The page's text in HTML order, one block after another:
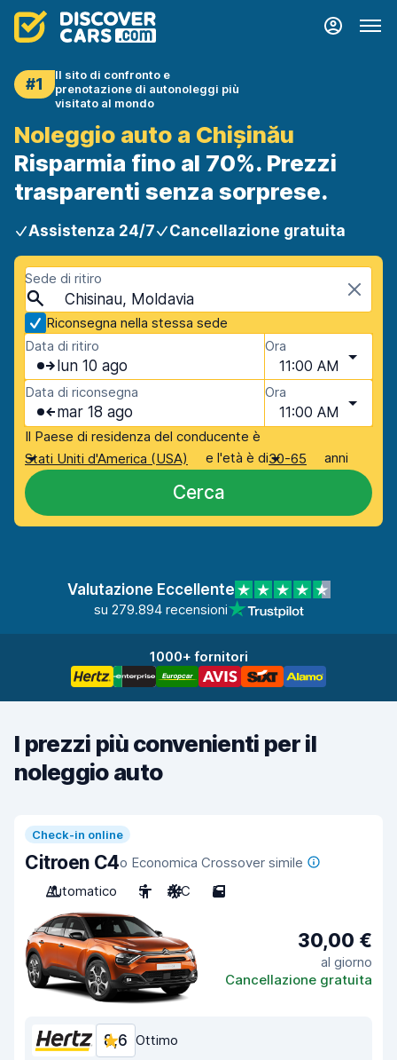
#1
Il sito di confronto e
prenotazione di autonoleggi più
visitato al mondo
Noleggio auto a Chișinău
Risparmia fino al 70%. Prezzi
trasparenti senza sorprese.
Assistenza 24/7 Cancellazione gratuita
Sede di ritiro
Chisinau, Moldavia
Riconsegna nella stessa sede
Data di ritiro
lun 10 ago
Ora
11:00 AM
Data di riconsegna
mar 18 ago
Ora
11:00 AM
Il Paese di residenza del conducente è
Stati Uniti d'America (USA)
e l'età è di30-65 anni
Cerca
Valutazione Eccellente
su 279.894 recensioni
1000+ fornitori
I prezzi più convenienti per il
noleggio auto
Check-in online
Citroen C4o Economica Crossover simile
Automatico
5 A/C 5
30,00 €
al giorno
Cancellazione gratuita
8,6 Ottimo